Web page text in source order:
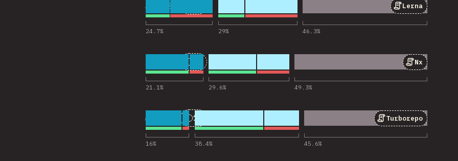
4 Lerna
24.7% 29% 46.3%
18,201
Nhận xét cho “Lerna”
5 Nx
21.1% 29.6% 49.3%
Nhận xét cho “Nx”
6 Turborepo
16% 38.4% 45.6%
Nhận xét cho “Turborepo”
11